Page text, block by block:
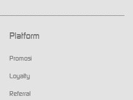
Platform
Promosi
Loyalty
Referral